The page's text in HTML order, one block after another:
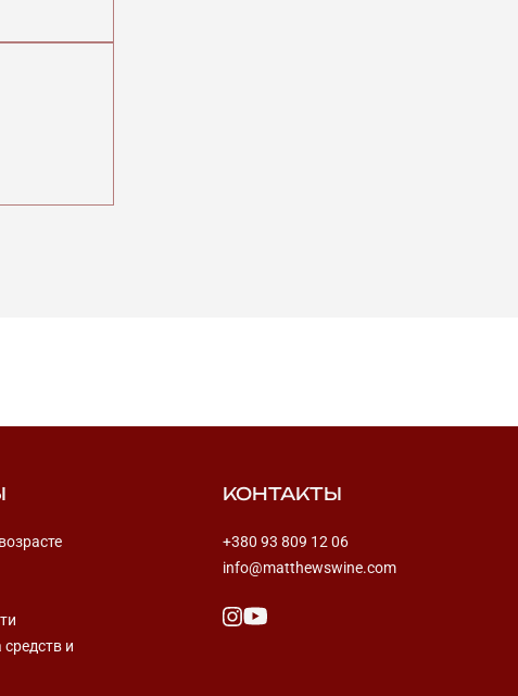
и
КОНТАКТЫ
+380 93 809 12 06
info@matthewswine.com